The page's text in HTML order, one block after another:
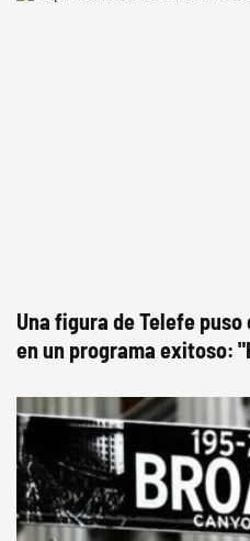
Una figura de Telefe
en un programa exitoso: